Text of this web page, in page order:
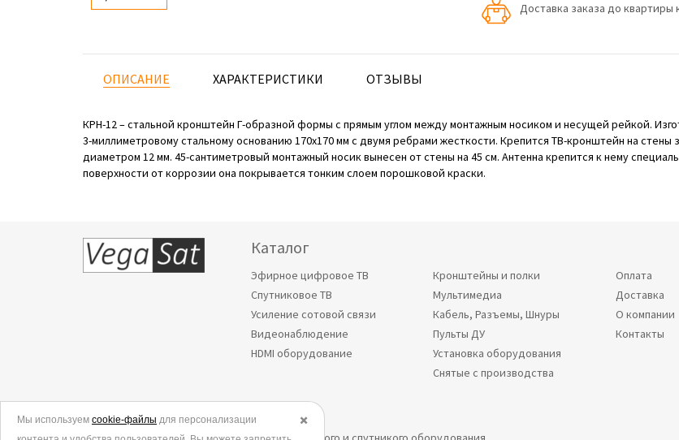
Доставка заказа до квартиры
ОПИСАНИЕ ХАРАКТЕРИСТИКИ ОТЗЫВЫ
КРН-12 – стальной кронштейн Г-образной формы с прямым углом между монтажным носиком и несущей рейкой.
3-миллиметровому стальному основанию 170х170 мм с двумя ребрами жесткости. Крепится ТВ-кронштейн на
диаметром 12 мм. 45-сантиметровый монтажный носик вынесен от стены на 45 см. Антенна крепится к нему
поверхности от коррозии она покрывается тонким слоем порошковой краски.
Каталог
Эфирное цифровое ТВ
Спутниковое ТВ
Усиление сотовой связи
Видеонаблюдение
HDMI оборудование
Кронштейны и полки
Мультимедиа
Кабель, Разъемы, Шнуры
Пульты ДУ
Установка оборудования
Снятые с производства
Оплата
Доставка
О компании
Контакты
© 2006-2026.
✖️
Мы используем cookie-файлы для персонализации